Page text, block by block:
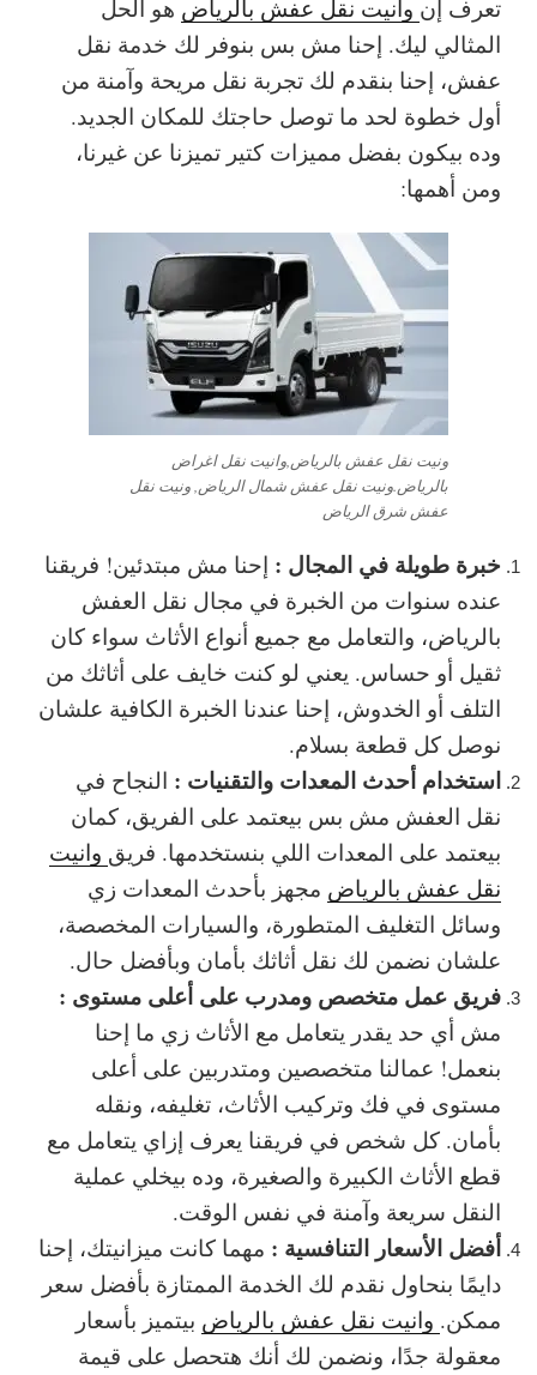
تعرف إن وانيت نقل عفش بالرياض هو الحل
المثالي ليك. إحنا مش بس بنوفر لك خدمة نقل
عفش، إحنا بنقدم لك تجربة نقل مريحة وآمنة من
أول خطوة لحد ما توصل حاجتك للمكان الجديد.
وده بيكون بفضل مميزات كتير تميزنا عن غيرنا،
ومن أهمها:
ونيت نقل عفش بالرياض,وانيت نقل اغراض
بالرياض.ونيت نقل عفش شمال الرياض, ونيت نقل
عفش شرق الرياض
خبرة طويلة في المجال : إحنا مش مبتدئين! فريقنا
عنده سنوات من الخبرة في مجال نقل العفش
بالرياض، والتعامل مع جميع أنواع الأثاث سواء كان
ثقيل أو حساس. يعني لو كنت خايف على أثاثك من
التلف أو الخدوش، إحنا عندنا الخبرة الكافية علشان
نوصل كل قطعة بسلام.
استخدام أحدث المعدات والتقنيات : النجاح في
نقل العفش مش بس بيعتمد على الفريق، كمان
بيعتمد على المعدات اللي بنستخدمها. فريق وانيت
نقل عفش بالرياض مجهز بأحدث المعدات زي
وسائل التغليف المتطورة، والسيارات المخصصة،
علشان نضمن لك نقل أثاثك بأمان وبأفضل حال.
فريق عمل متخصص ومدرب على أعلى مستوى :
مش أي حد يقدر يتعامل مع الأثاث زي ما إحنا
بنعمل! عمالنا متخصصين ومتدربين على أعلى
مستوى في فك وتركيب الأثاث، تغليفه، ونقله
بأمان. كل شخص في فريقنا يعرف إزاي يتعامل مع
قطع الأثاث الكبيرة والصغيرة، وده بيخلي عملية
النقل سريعة وآمنة في نفس الوقت.
أفضل الأسعار التنافسية : مهما كانت ميزانيتك، إحنا
دايمًا بنحاول نقدم لك الخدمة الممتازة بأفضل سعر
ممكن. وانيت نقل عفش بالرياض بيتميز بأسعار
معقولة جدًا، ونضمن لك أنك هتحصل على قيمة